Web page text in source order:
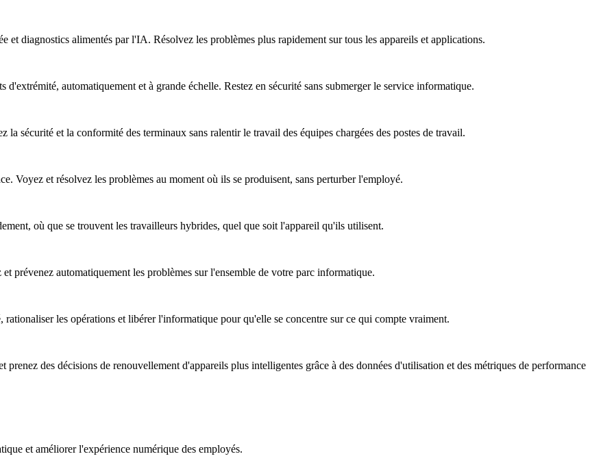
et diagnostics alimentés par l'IA. Résolvez les problèmes plus rapidement sur tous les appareils et applications.
automatiquement et à grande échelle. Restez en sécurité sans submerger le service informatique.
sécurité et la conformité des terminaux sans ralentir le travail des équipes chargées des postes de travail.
Voyez et résolvez les problèmes au moment où ils se produisent, sans perturber l'employé.
où que se trouvent les travailleurs hybrides, quel que soit l'appareil qu'ils utilisent.
prévenez automatiquement les problèmes sur l'ensemble de votre parc informatique.
les opérations et libérer l'informatique pour qu'elle se concentre sur ce qui compte vraiment.
des décisions de renouvellement d'appareils plus intelligentes grâce à des données d'utilisation et des métriques de performance
et améliorer l'expérience numérique des employés.